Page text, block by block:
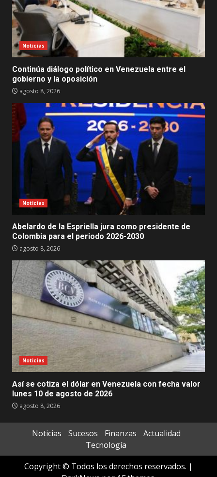
Noticias
Continúa diálogo político en Venezuela entre el
gobierno y la oposición
agosto 8, 2026
Noticias
Abelardo de la Espriella jura como presidente de
Colombia para el periodo 2026-2030
agosto 8, 2026
Noticias
Así se cotiza el dólar en Venezuela con fecha valor
lunes 10 de agosto de 2026
agosto 8, 2026
Noticias Sucesos Finanzas
Actualidad
Tecnología
Copyright © Todos los derechos reservados. |